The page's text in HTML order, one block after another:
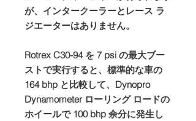
が、インタークーラーとレース ラ
ジエーターはありません。
Rotrex C30-94 を 7 psi の最大ブー
ストで実行すると、標準的な車の
164 bhp と比較して、Dynopro
Dynamometer ローリング ロードの
ホイールで 100 bhp 余分に発生し